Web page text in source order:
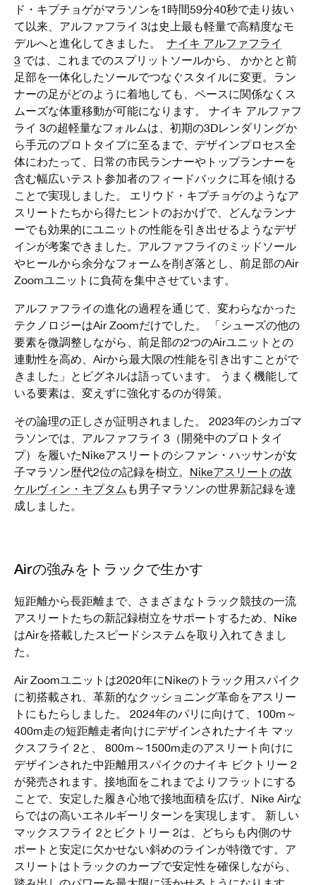
ド・キプチョゲがマラソンを1時間59分40秒で走り抜い
て以来、アルファフライ 3は史上最も軽量で高精度なモ
デルへと進化してきました。 ナイキ アルファフライ
3 では、これまでのスプリットソールから、 かかとと前
足部を一体化したソールでつなぐスタイルに変更。ラン
ナーの足がどのように着地しても、ペースに関係なくス
ムーズな体重移動が可能になります。 ナイキ アルファフ
ライ 3の超軽量なフォルムは、初期の3Dレンダリングか
ら手元のプロトタイプに至るまで、デザインプロセス全
体にわたって、日常の市民ランナーやトップランナーを
含む幅広いテスト参加者のフィードバックに耳を傾ける
ことで実現しました。 エリウド・キプチョゲのようなア
スリートたちから得たヒントのおかげで、どんなランナ
ーでも効果的にユニットの性能を引き出せるようなデザ
インが考案できました。アルファフライのミッドソール
やヒールから余分なフォームを削ぎ落とし、前足部のAir
Zoomユニットに負荷を集中させています。
アルファフライの進化の過程を通じて、変わらなかった
テクノロジーはAir Zoomだけでした。 「シューズの他の
要素を微調整しながら、前足部の2つのAirユニットとの
連動性を高め、Airから最大限の性能を引き出すことがで
きました」とビグネルは語っています。 うまく機能して
いる要素は、変えずに強化するのが得策。
その論理の正しさが証明されました。 2023年のシカゴマ
ラソンでは、アルファフライ 3（開発中のプロトタイ
プ）を履いたNikeアスリートのシファン・ハッサンが女
子マラソン歴代2位の記録を樹立。 Nikeアスリートの故
ケルヴィン・キプタム も男子マラソンの世界新記録を達
成しました。
Airの強みをトラックで生かす
短距離から長距離まで、さまざまなトラック競技の一流
アスリートたちの新記録樹立をサポートするため、Nike
はAirを搭載したスピードシステムを取り入れてきまし
た。
Air Zoomユニットは2020年にNikeのトラック用スパイク
に初搭載され、革新的なクッショニング革命をアスリー
トにもたらしました。 2024年のパリに向けて、100m～
400m走の短距離走者向けにデザインされたナイキ マッ
クスフライ 2と、 800m～1500m走のアスリート向けに
デザインされた中距離用スパイクのナイキ ビクトリー 2
が発売されます。接地面をこれまでよりフラットにする
ことで、安定した履き心地で接地面積を広げ、Nike Airな
らではの高いエネルギーリターンを実現します。 新しい
マックスフライ 2とビクトリー 2は、どちらも内側のサ
ポートと安定に欠かせない斜めのラインが特徴です。ア
スリートはトラックのカーブで安定性を確保しながら、